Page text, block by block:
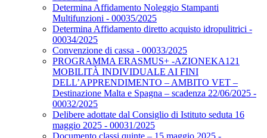
Determina Affidamento Noleggio Stampanti
Multifunzioni - 00035/2025
Determina Affidamento diretto acquisto idropulitrici -
00034/2025
Convenzione di cassa - 00033/2025
PROGRAMMA ERASMUS+ -AZIONEKA121
MOBILITÀ INDIVIDUALE AI FINI
DELL’APPRENDIMENTO – AMBITO VET –
Destinazione Malta e Spagna – scadenza 22/06/2025 -
00032/2025
Delibere adottate dal Consiglio di Istituto seduta 16
maggio 2025 - 00031/2025